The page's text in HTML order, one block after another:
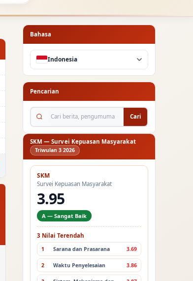
Bahasa
Indonesia
Pencarian
Cari berita, pengumuman...
Cari
SKM — Survei Kepuasan Masyarakat
Triwulan 3 2026
SKM
Survei Kepuasan Masyarakat
3.95
A — Sangat Baik
3 Nilai Terendah
1 Sarana dan Prasarana 3.69
2 Waktu Penyelesaian 3.86